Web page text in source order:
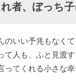
者、ぼっち
のいい予兆もなく
人も、ふと見渡す
ってくれる小さな幸